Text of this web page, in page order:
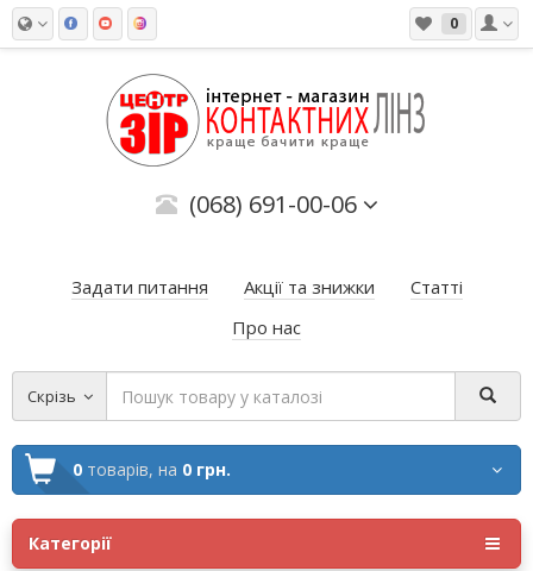
0
(068) 691-00-06
Задати питання Акції та знижки
Статті
Про нас
Скрізь
0 товарів, на 0 грн.
Категорії